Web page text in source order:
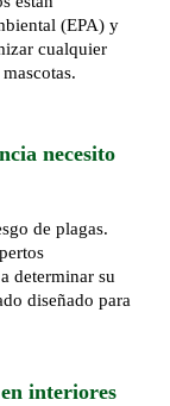
(EPA) y
cualquier
necesito
de plagas.
determinar su
diseñado para
interiores